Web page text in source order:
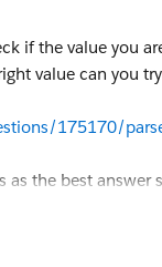
if the value you
value can you
175170/
the best answer